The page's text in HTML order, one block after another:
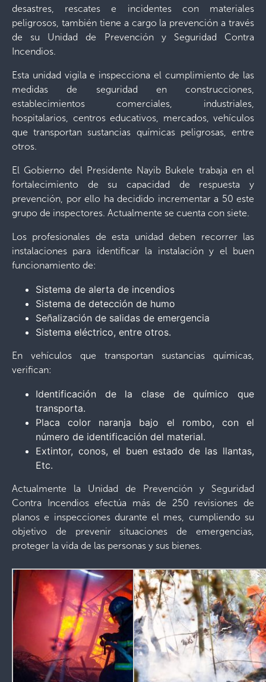
desastres, rescates e incidentes con materiales
peligrosos, también tiene a cargo la prevención a través
de su Unidad de Prevención y Seguridad Contra
Incendios.
Esta unidad vigila e inspecciona el cumplimiento de las
medidas de seguridad en construcciones,
establecimientos comerciales, industriales,
hospitalarios, centros educativos, mercados, vehículos
que transportan sustancias químicas peligrosas, entre
otros.
El Gobierno del Presidente Nayib Bukele trabaja en el
fortalecimiento de su capacidad de respuesta y
prevención, por ello ha decidido incrementar a 50 este
grupo de inspectores. Actualmente se cuenta con siete.
Los profesionales de esta unidad deben recorrer las
instalaciones para identificar la instalación y el buen
funcionamiento de:
Sistema de alerta de incendios
Sistema de detección de humo
Señalización de salidas de emergencia
Sistema eléctrico, entre otros.
En vehículos que transportan sustancias químicas,
verifican:
Identificación de la clase de químico que
transporta.
Placa color naranja bajo el rombo, con el
número de identificación del material.
Extintor, conos, el buen estado de las llantas,
Etc.
Actualmente la Unidad de Prevención y Seguridad
Contra Incendios efectúa más de 250 revisiones de
planos e inspecciones durante el mes, cumpliendo su
objetivo de prevenir situaciones de emergencias,
proteger la vida de las personas y sus bienes.